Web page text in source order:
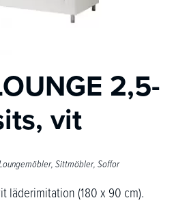
2,5-
vit
Sittmöbler Soffor
läderimitation (180 x 90 cm).